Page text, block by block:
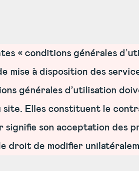
« conditions générales
mise à disposition des
générales d’utilisation
site. Elles constituent le
signifie son acceptation des
droit de modifier